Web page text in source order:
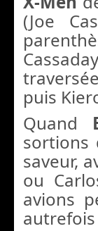
(Joe
puis
Quand
sortions
saveur,
ou
avions